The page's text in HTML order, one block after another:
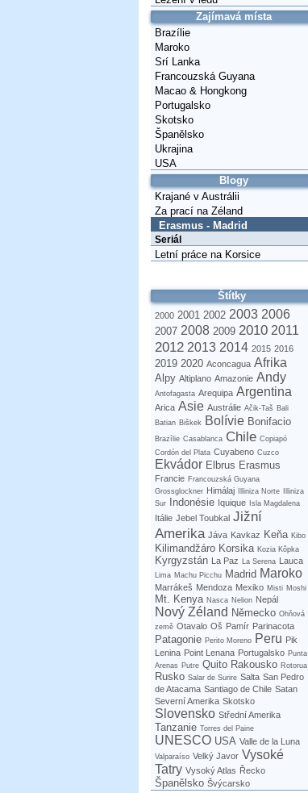
Zajímavá místa
Brazílie
Maroko
Srí Lanka
Francouzská Guyana
Macao & Hongkong
Portugalsko
Skotsko
Španělsko
Ukrajina
USA
Blogy
Krajané v Austrálii
Za prací na Zéland
Erasmus - Madrid
Seriál
Letní práce na Korsice
Štítky
2000 2001 2002 2003 2006
2007 2008 2009 2010 2011
2012 2013 2014 2015 2016
2019 2020 Aconcagua Afrika
Alpy Altiplano Amazonie Andy
Antofagasta Arequipa Argentina
Arica Asie Austrálie Ačik-Taš Bali
Batian Biškek Bolívie Bonifacio
Brazílie Casablanca Chile Copiapó
Cordón del Plata Cuyabeno Cuzco
Ekvádor Elbrus Erasmus
Francie Francouzská Guyana
Grossglockner Himálaj Illiniza Norte
Illiniza
Sur
Indonésie Iquique Isla Magdalena
Itálie Jebel Toubkal Jižní
Amerika Jáva Kavkaz Keňa Kibo
Kilimandžáro Korsika Kozia Kôpka
Kyrgyzstán La Paz La Serena Lauca
Lima Machu Picchu Madrid Maroko
Marrákeš Mendoza Mexiko Misti Moshi
Mt. Kenya Nasca Nelion Nepál
Nový Zéland Německo Ohňová
země Otavalo Oš Pamír Parinacota
Patagonie Perito Moreno Peru Pik
Lenina Point Lenana Portugalsko Punta
Arenas Putre Quito Rakousko Rotorua
Rusko Salar de Surire Salta San Pedro
de Atacama Santiago de Chile Satan
Severní Amerika Skotsko
Slovensko Střední Amerika
Tanzanie Torres del Paine
UNESCO USA Valle de la Luna
Valparaíso Velký Javor Vysoké
Tatry Vysoký Atlas Řecko
Španělsko Švýcarsko